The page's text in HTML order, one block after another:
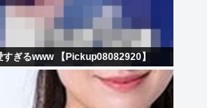
すぎるwww 【Pickup08082920】